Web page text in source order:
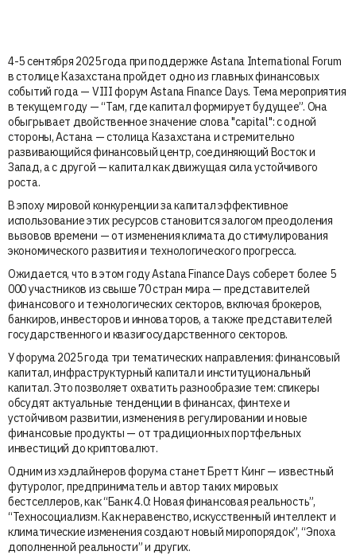
4-5 сентября 2025 года при поддержке Astana International Forum
в столице Казахстана пройдет одно из главных финансовых
событий года — VIII форум Astana Finance Days. Тема мероприятия
в текущем году — “Там, где капитал формирует будущее”. Она
обыгрывает двойственное значение слова "capital": с одной
стороны, Астана — столица Казахстана и стремительно
развивающийся финансовый центр, соединяющий Восток и
Запад, а с другой — капитал как движущая сила устойчивого
роста.
В эпоху мировой конкуренции за капитал эффективное
использование этих ресурсов становится залогом преодоления
вызовов времени — от изменения климата до стимулирования
экономического развития и технологического прогресса.
Ожидается, что в этом году Astana Finance Days соберет более 5
000 участников из свыше 70 стран мира — представителей
финансового и технологических секторов, включая брокеров,
банкиров, инвесторов и инноваторов, а также представителей
государственного и квазигосударственного секторов.
У форума 2025 года три тематических направления: финансовый
капитал, инфраструктурный капитал и институциональный
капитал. Это позволяет охватить разнообразие тем: спикеры
обсудят актуальные тенденции в финансах, финтехе и
устойчивом развитии, изменения в регулировании и новые
финансовые продукты — от традиционных портфельных
инвестиций до криптовалют.
Одним из хэдлайнеров форума станет Бретт Кинг — известный
футуролог, предприниматель и автор таких мировых
бестселлеров, как “Банк 4.0: Новая финансовая реальность”,
“Техносоциализм. Как неравенство, искусственный интеллект и
климатические изменения создают новый миропорядок”, “Эпоха
дополненной реальности” и других.